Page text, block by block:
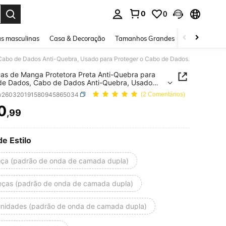
0 0
masculinas Casa & Decoração Tamanhos Grandes Joias e
de Dados Anti-Quebra, Usado para Proteger o Cabo de Dados.
de Manga Protetora Preta Anti-Quebra para
Dados, Cabo de Dados Anti-Quebra, Usado
o Cabo de Dados.
(2 Comentários)
AND AVAILABILITY
,99
Estilo
(padrão de onda de camada dupla)
(padrão de onda de camada dupla)
(padrão de onda de camada dupla)